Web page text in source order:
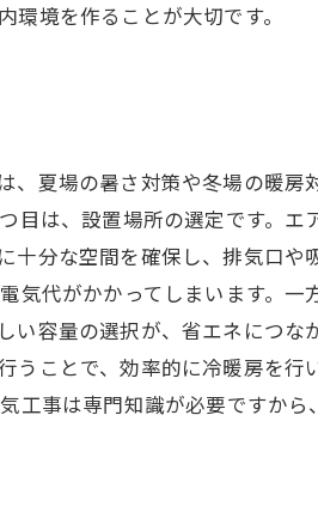
境を作ることが大切です。
夏場の暑さ対策や冬場の暖房
目は、設置場所の選定です。エ
分な空間を確保し、排気口や
気代がかかってしまいます。一
容量の選択が、省エネにつな
ことで、効率的に冷暖房を行
工事は専門知識が必要ですか